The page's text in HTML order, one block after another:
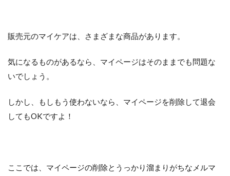
販売元のマイケアは、さまざまな商品があります。
気になるものがあるなら、マイページはそのままでも問題な
いでしょう。
しかし、もしもう使わないなら、マイページを削除して退会
してもOKですよ！
ここでは、マイページの削除とうっかり溜まりがちなメルマ